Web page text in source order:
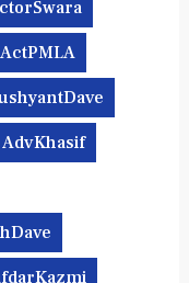
ActPMLA
AdvKhasif